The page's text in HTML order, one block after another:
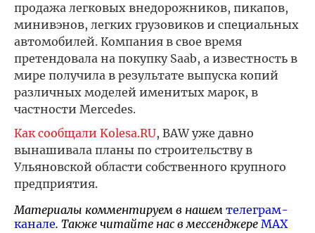
продажа легковых внедорожников, пикапов,
минивэнов, легких грузовиков и специальных
автомобилей. Компания в свое время
претендовала на покупку Saab, а известность в
мире получила в результате выпуска копий
различных моделей именитых марок, в
частности Mercedes.
Как сообщали Kolesa.RU, BAW уже давно
вынашивала планы по строительству в
Ульяновской области собственного крупного
предприятия.
Материалы комментируем в нашем телеграм-
канале. Также читайте нас в мессенджере MAX